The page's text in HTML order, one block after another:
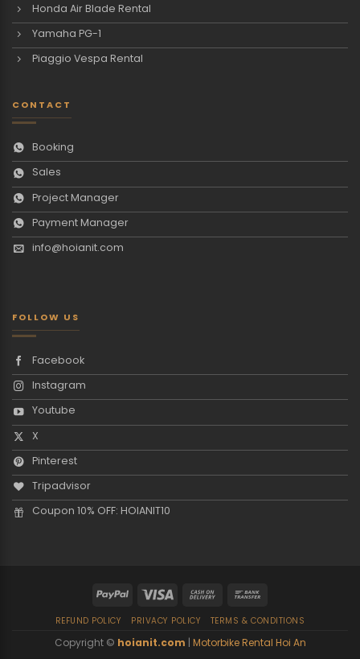
Honda Air Blade Rental
Yamaha PG-1
Piaggio Vespa Rental
CONTACT
Booking
Sales
Project Manager
Payment Manager
info@hoianit.com
FOLLOW US
Facebook
Instagram
Youtube
X
Pinterest
Tripadvisor
Coupon 10% OFF: HOIANIT10
REFUND POLICY PRIVACY POLICY TERMS & CONDITIONS
Copyright © hoianit.com | Motorbike Rental Hoi An